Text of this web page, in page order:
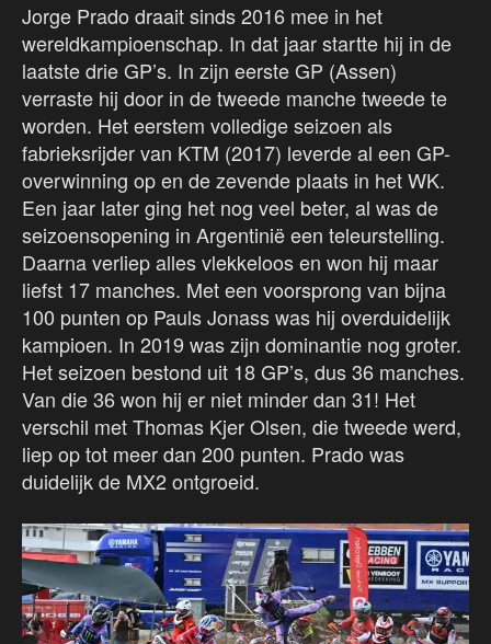
Jorge Prado draait sinds 2016 mee in het
wereldkampioenschap. In dat jaar startte hij in de
laatste drie GP’s. In zijn eerste GP (Assen)
verraste hij door in de tweede manche tweede te
worden. Het eerstem volledige seizoen als
fabrieksrijder van KTM (2017) leverde al een GP-
overwinning op en de zevende plaats in het WK.
Een jaar later ging het nog veel beter, al was de
seizoensopening in Argentinië een teleurstelling.
Daarna verliep alles vlekkeloos en won hij maar
liefst 17 manches. Met een voorsprong van bijna
100 punten op Pauls Jonass was hij overduidelijk
kampioen. In 2019 was zijn dominantie nog groter.
Het seizoen bestond uit 18 GP’s, dus 36 manches.
Van die 36 won hij er niet minder dan 31! Het
verschil met Thomas Kjer Olsen, die tweede werd,
liep op tot meer dan 200 punten. Prado was
duidelijk de MX2 ontgroeid.